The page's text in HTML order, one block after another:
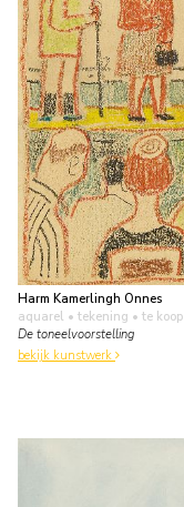
Harm Kamerlingh Onnes
aquarel • tekening • te koop
De toneelvoorstelling
bekijk kunstwerk